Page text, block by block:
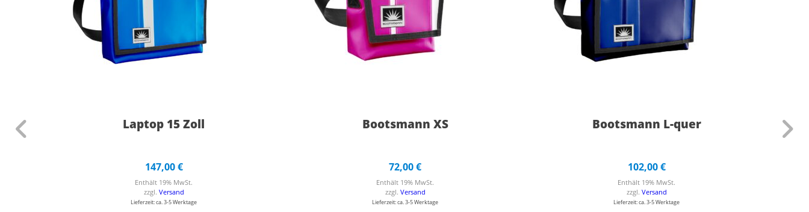
Laptop 15 Zoll
147,00€
Enthält 19% MwSt.
zzgl. Versand
Lieferzeit: ca. 3-5 Werktage
Bootsmann XS
72,00€
Enthält 19% MwSt.
zzgl. Versand
Lieferzeit: ca. 3-5 Werktage
Bootsmann L-quer
102,00€
Enthält 19% MwSt.
zzgl. Versand
Lieferzeit: ca. 3-5 Werktage